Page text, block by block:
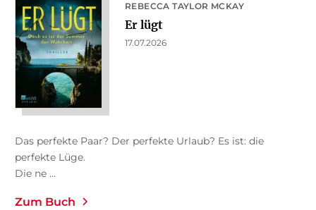
REBECCA TAYLOR MCKAY
Er lügt
17.07.2026
Das perfekte Paar? Der perfekte Urlaub? Es ist: die
perfekte Lüge.
Die ne ...
Zum Buch